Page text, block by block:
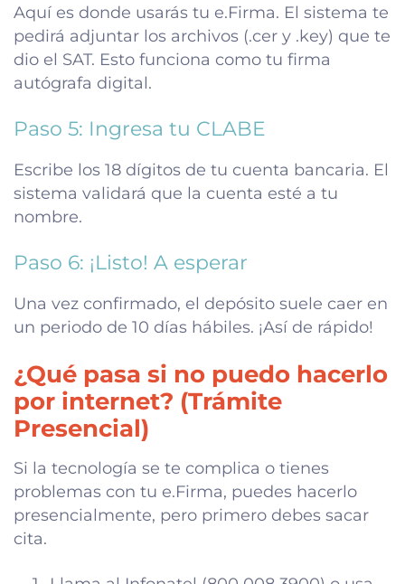
Aquí es donde usarás tu e.Firma. El sistema te
pedirá adjuntar los archivos (.cer y .key) que te
dio el SAT. Esto funciona como tu firma
autógrafa digital.
Paso 5: Ingresa tu CLABE
Escribe los 18 dígitos de tu cuenta bancaria. El
sistema validará que la cuenta esté a tu
nombre.
Paso 6: ¡Listo! A esperar
Una vez confirmado, el depósito suele caer en
un periodo de 10 días hábiles. ¡Así de rápido!
¿Qué pasa si no puedo hacerlo
por internet? (Trámite
Presencial)
Si la tecnología se te complica o tienes
problemas con tu e.Firma, puedes hacerlo
presencialmente, pero primero debes sacar
cita.